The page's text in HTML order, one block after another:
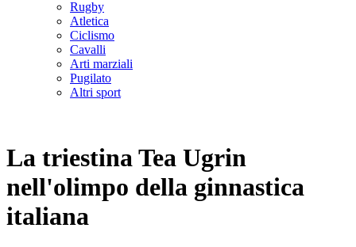
Rugby
Atletica
Ciclismo
Cavalli
Arti marziali
Pugilato
Altri sport
La triestina Tea Ugrin
nell'olimpo della ginnastica
italiana